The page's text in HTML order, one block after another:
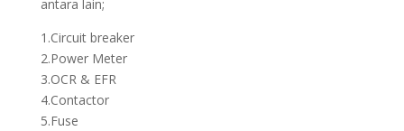
antara lain;
1.Circuit breaker
2.Power Meter
3.OCR & EFR
4.Contactor
5.Fuse